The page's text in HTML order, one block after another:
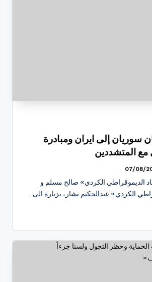
سوريان إلى ايران ومبادرة
مع المتشددين
07/08/
الديموقراطي الكردي» صالح مسلم و
الكردي» عبدالحكيم بشار، بزيارة الى…